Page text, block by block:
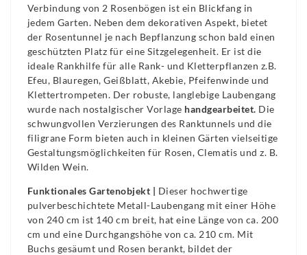
Verbindung von 2 Rosenbögen ist ein Blickfang in
jedem Garten. Neben dem dekorativen Aspekt, bietet
der Rosentunnel je nach Bepflanzung schon bald einen
geschützten Platz für eine Sitzgelegenheit. Er ist die
ideale Rankhilfe für alle Rank- und Kletterpflanzen z.B.
Efeu, Blauregen, Geißblatt, Akebie, Pfeifenwinde und
Klettertrompeten. Der robuste, langlebige Laubengang
wurde nach nostalgischer Vorlage handgearbeitet. Die
schwungvollen Verzierungen des Ranktunnels und die
filigrane Form bieten auch in kleinen Gärten vielseitige
Gestaltungsmöglichkeiten für Rosen, Clematis und z. B.
Wilden Wein.
Funktionales Gartenobjekt | Dieser hochwertige
pulverbeschichtete Metall-Laubengang mit einer Höhe
von 240 cm ist 140 cm breit, hat eine Länge von ca. 200
cm und eine Durchgangshöhe von ca. 210 cm. Mit
Buchs gesäumt und Rosen berankt, bildet der